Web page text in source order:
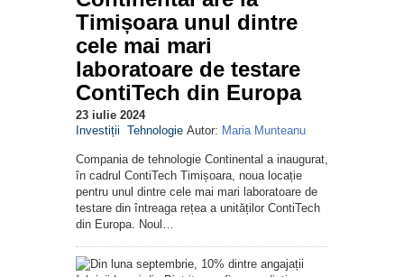
Timișoara unul dintre
cele mai mari
laboratoare de testare
ContiTech din Europa
23 iulie 2024
Investiții Tehnologie Autor: Maria Munteanu
Compania de tehnologie Continental a inaugurat,
în cadrul ContiTech Timișoara, noua locație
pentru unul dintre cele mai mari laboratoare de
testare din întreaga rețea a unităților ContiTech
din Europa. Noul…